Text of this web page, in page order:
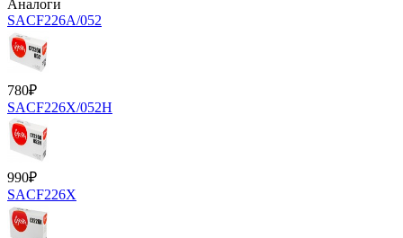
Аналоги
SACF226A/052
780₽
SACF226X/052H
990₽
SACF226X